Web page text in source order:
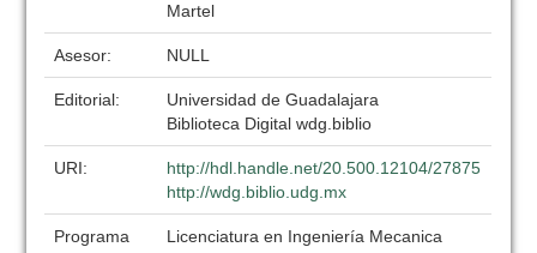
Martel
Asesor: NULL
Editorial:
Universidad de Guadalajara
Biblioteca Digital wdg.biblio
URI:
http://hdl.handle.net/20.500.12104/27875
http://wdg.biblio.udg.mx
Programa
Licenciatura en Ingeniería Mecanica